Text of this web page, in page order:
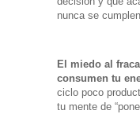
nunca se cumplen.
El miedo al
consumen tu
ciclo poco
tu mente de